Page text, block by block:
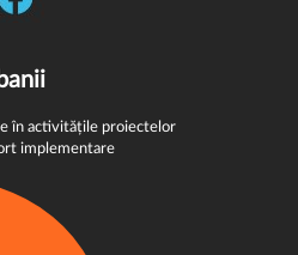
în activitățile proiectelor
implementare